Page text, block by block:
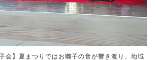
会】夏まつりではお囃子の音が響き渡り、地域